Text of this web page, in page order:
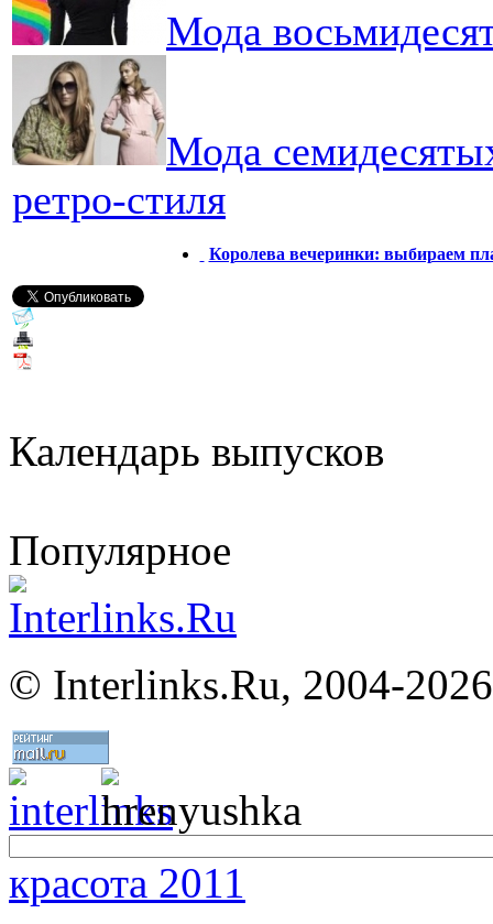
Мода
Мода
ретро-стиля
Королева вечеринки: выбираем
Календарь выпусков
Популярное
© Interlinks.Ru, 2004-2026
красота 2011